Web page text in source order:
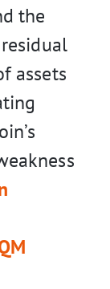
the
assets